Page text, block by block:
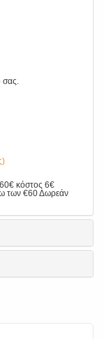
σας.
κόστος 6€
των €60 Δωρεάν